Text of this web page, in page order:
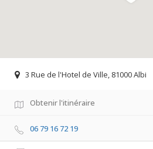
3 Rue de l'Hotel de Ville, 81000 Albi
Obtenir l'itinéraire
06 79 16 72 19